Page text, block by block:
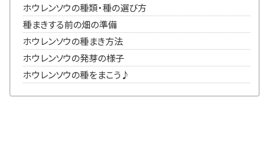
ホウレンソウの種類・種の選び方
種まきする前の畑の準備
ホウレンソウの種まき方法
ホウレンソウの発芽の様子
ホウレンソウの種をまこう♪